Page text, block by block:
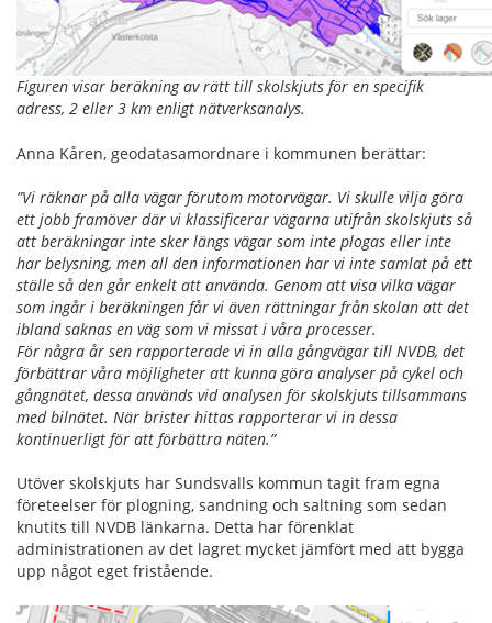
Figuren visar beräkning av rätt till skolskjuts för en specifik
adress, 2 eller 3 km enligt nätverksanalys.
Anna Kåren, geodatasamordnare i kommunen berättar:
”Vi räknar på alla vägar förutom motorvägar. Vi skulle vilja göra
ett jobb framöver där vi klassificerar vägarna utifrån skolskjuts så
att beräkningar inte sker längs vägar som inte plogas eller inte
har belysning, men all den informationen har vi inte samlat på ett
ställe så den går enkelt att använda. Genom att visa vilka vägar
som ingår i beräkningen får vi även rättningar från skolan att det
ibland saknas en väg som vi missat i våra processer.
För några år sen rapporterade vi in alla gångvägar till NVDB, det
förbättrar våra möjligheter att kunna göra analyser på cykel och
gångnätet, dessa används vid analysen för skolskjuts tillsammans
med bilnätet. När brister hittas rapporterar vi in dessa
kontinuerligt för att förbättra näten.”
Utöver skolskjuts har Sundsvalls kommun tagit fram egna
företeelser för plogning, sandning och saltning som sedan
knutits till NVDB länkarna. Detta har förenklat
administrationen av det lagret mycket jämfört med att bygga
upp något eget fristående.